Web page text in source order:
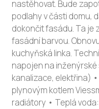
nastěhovat. Bude
podlahy v části domu,
dokončit fasádu. Ta je
fasádní barvou.
kuchyňská linka.
napojen na
kanalizace, elektřina)
plynovým kotlem
radiátory • Teplá